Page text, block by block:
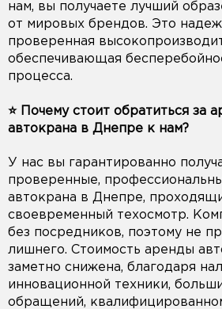
нам, вы получаете лучший
от мировых брендов. Это
проверенная
обеспечивающая
процесса.
⭐️ Почему стоит обратиться за
автокрана в Днепре к нам?
У нас вы гарантированно
проверенные,
автокрана в Днепре,
своевременный техосмотр.
без посредников, поэтому не
лишнего. Стоимость аренды
заметно снижена, благодаря
инновационной техники,
обращений,